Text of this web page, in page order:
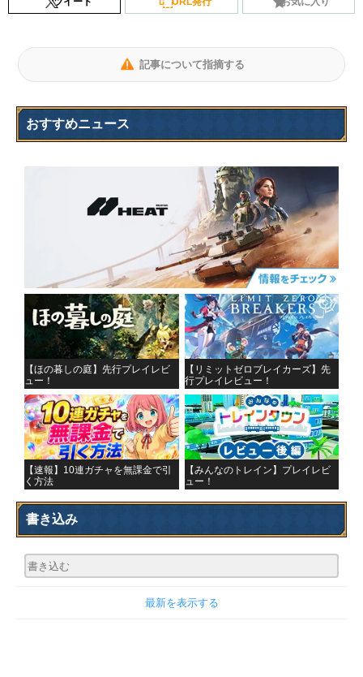
記事について指摘する
おすすめニュース
【ほの暮しの庭】先行プレイレビ
ュー！
【リミットゼロブレイカーズ】先
行プレイレビュー！
【速報】10連ガチャを無課金で引
く方法
【みんなのトレイン】プレイレビ
ュー！
書き込み
最新を表示する